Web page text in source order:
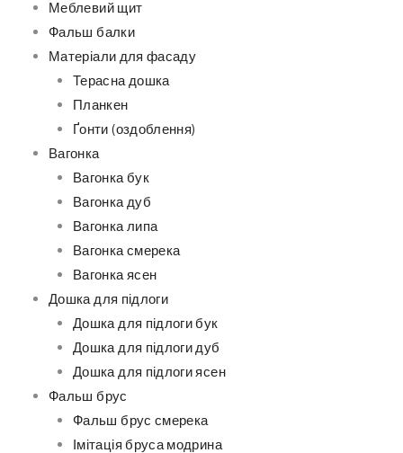
Меблевий щит
Фальш балки
Матеріали для фасаду
Терасна дошка
Планкен
Ґонти (оздоблення)
Вагонка
Вагонка бук
Вагонка дуб
Вагонка липа
Вагонка смерека
Вагонка ясен
Дошка для підлоги
Дошка для підлоги бук
Дошка для підлоги дуб
Дошка для підлоги ясен
Фальш брус
Фальш брус смерека
Імітація бруса модрина